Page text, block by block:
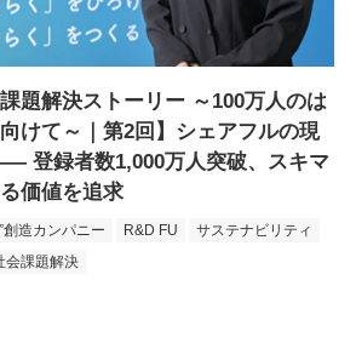
題解決ストーリー ～100万人のは
けて～｜第2回】シェアフルの現
登録者数1,000万人突破、スキマ
価値を追求
造カンパニー R&D FU
サステナビリティ
会課題解決